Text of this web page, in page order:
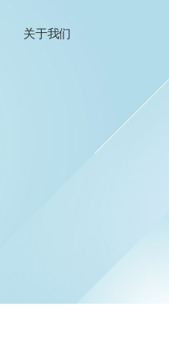
关于我们